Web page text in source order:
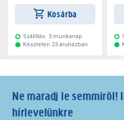
Kosárba
Szállítás: 3 munkanap
Készleten 23 áruházban
Ne maradj le semmiről!
hírlevelünkre